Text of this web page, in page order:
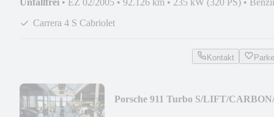
Carrera 4 S Cabriolet
Kontakt
Porsche 911 Turbo S/LIFT/CARBON/